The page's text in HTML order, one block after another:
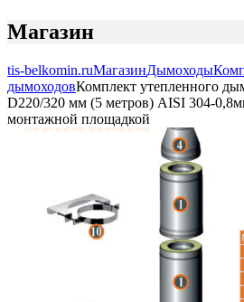
Магазин
tis-belkomin.ruМагазинДымоходы
дымоходовКомплект утепленного
D220/320 мм (5 метров) AISI 304-
монтажной площадкой